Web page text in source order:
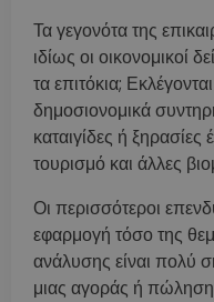
Τα γεγονότα της
ιδίως οι οικονομικοί
τα επιτόκια;
δημοσιονομικά
καταιγίδες ή ξηρασίες
τουρισμό και άλλες
Οι περισσότεροι
εφαρμογή τόσο της
ανάλυσης είναι πολύ
μιας αγοράς ή